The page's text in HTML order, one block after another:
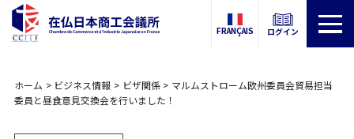
FRANÇAIS ログイン
ホーム ビジネス情報 ビザ関係
マルムストローム欧州委員会貿易担当
委員と昼食意見交換会を行いました！